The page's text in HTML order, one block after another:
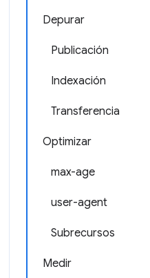
Depurar
Publicación
Indexación
Transferencia
Optimizar
max-age
user-agent
Subrecursos
Medir